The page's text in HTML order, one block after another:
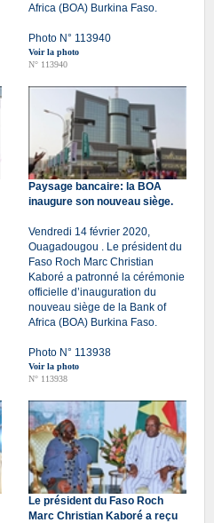
Africa (BOA) Burkina Faso.
Photo N° 113940
Voir la photo
N° 113940
Paysage bancaire: la BOA
inaugure son nouveau siège.
Vendredi 14 février 2020,
Ouagadougou . Le président du
Faso Roch Marc Christian
Kaboré a patronné la cérémonie
officielle d’inauguration du
nouveau siège de la Bank of
Africa (BOA) Burkina Faso.
Photo N° 113938
Voir la photo
N° 113938
Le président du Faso Roch
Marc Christian Kaboré a reçu